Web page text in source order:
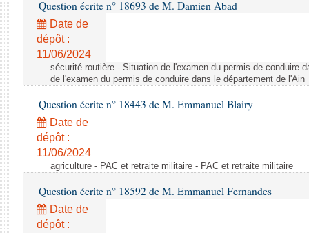
Question écrite n° 18693 de M. Damien Abad
Date de
dépôt :
11/06/2024
sécurité routière - Situation de l'examen du permis de conduire
de l'examen du permis de conduire dans le département de l'Ain
Question écrite n° 18443 de M. Emmanuel Blairy
Date de
dépôt :
11/06/2024
agriculture - PAC et retraite militaire - PAC et retraite militaire
Question écrite n° 18592 de M. Emmanuel Fernandes
Date de
dépôt :